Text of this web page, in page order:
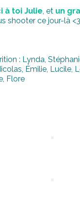
à toi Julie, et un
shooter ce jour-là <3
: Lynda,
Émilie, Lucile,
Flore